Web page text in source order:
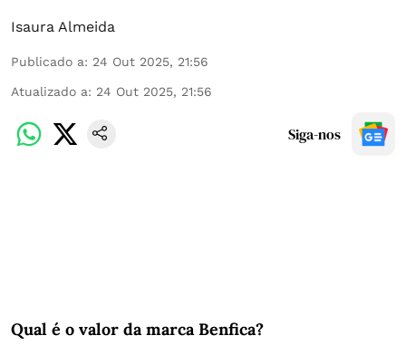
Isaura Almeida
Publicado a: 24 Out 2025, 21:56
Atualizado a: 24 Out 2025, 21:56
Siga-nos
Qual é o valor da marca Benfica?